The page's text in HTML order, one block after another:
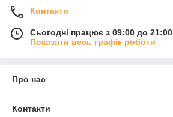
Контакти
Сьогодні працює з 09:00 до 21:00
Показати весь графік роботи
Про нас
Контакти